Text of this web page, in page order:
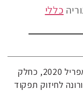
כללי
מפגש מקוון זה התקיים במהלך חודש אפריל 2020, כחלק
לחיזוק תפקוד